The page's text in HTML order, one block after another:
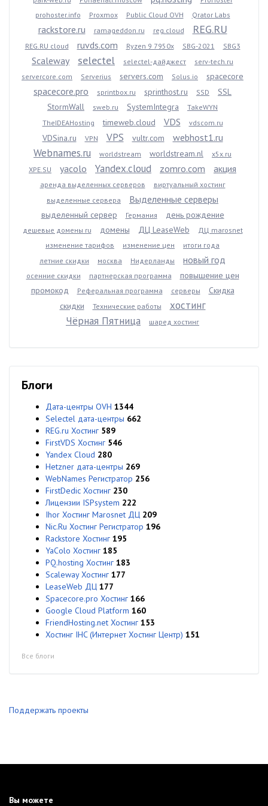
prohoster.info
Proxmox Public Cloud OVH Qrator Labs
rackstore.ru ramageddon.ru reg.cloud REG.RU
REG.RU cloud ruvds.com Ryzen 9 7950x SBG-2021 SBG3
Scaleway selectel selectel-дайджест
serv-tech.ru
servercore.com
Serverius servers.com Solus.io spacecore
spacecore.pro sprintbox.ru sprinthost.ru SSD
SSL
StormWall
sweb.ru SystemIntegra
TakeWYN
TheIDEAHosting
timeweb.cloud VDS vdscom.ru
VDSina.ru VPN VPS vultr.com webhost1.ru
Webnames.ru worldstream worldstream.nl
x5x.ru
XPE.SU
yacolo Yandex.cloud zomro.com акция
аренда выделенных серверов
виртуальный хостинг
выделенные сервера
Выделенные серверы
выделенный сервер Германия день рождение
дешевые домены ru домены ДЦ LeaseWeb
ДЦ marosnet
изменение тарифов
изменение цен
итоги года
летние скидки
москва Нидерланды новый год
осенние скидки партнерская программа
повышение цен
промокод
Реферальная программа серверы
Скидка
скидки
Технические работы
хостинг
Чёрная Пятница
шаред хостинг
Блоги
Дата-центры OVH 1344
Selectel дата-центры 662
REG.ru Хостинг 589
FirstVDS Хостинг 546
Yandex Cloud 280
Hetzner дата-центры 269
WebNames Регистратор 256
FirstDedic Хостинг 230
Лицензии ISPsystem 222
Ihor Хостинг Marosnet ДЦ 209
Nic.Ru Хостинг Регистратор 196
Rackstore Хостинг 195
YaColo Хостинг 185
PQ.hosting Хостинг 183
Scaleway Хостинг 177
LeaseWeb ДЦ 177
Spacecore.pro Хостинг 166
Google Cloud Platform 160
FriendHosting.net Хостинг 153
Хостинг IHC (Интернет Хостинг Центр) 151
Все блоги
Поддержать проекты
Вы можете